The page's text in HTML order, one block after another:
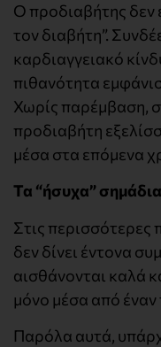
Ο προδιαβήτης δεν
τον διαβήτη”.
καρδιαγγειακό
πιθανότητα
Χωρίς παρέμβαση,
προδιαβήτη
μέσα στα επόμενα
Τα “ήσυχα”
Στις περισσότερες
δεν δίνει έντονα
αισθάνονται καλά
μόνο μέσα από έναν
Παρόλα αυτά,